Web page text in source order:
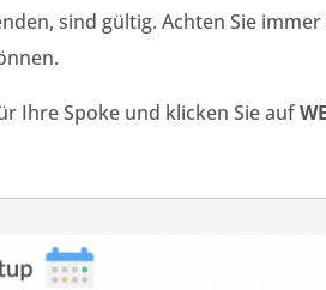
sind gültig. Achten Sie
Ihre Spoke und klicken Sie auf